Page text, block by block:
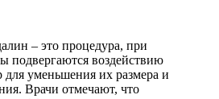
– это процедура, при
подвергаются воздействию
для уменьшения их размера и
Врачи отмечают, что